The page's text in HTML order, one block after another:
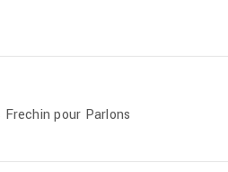
pour Parlons